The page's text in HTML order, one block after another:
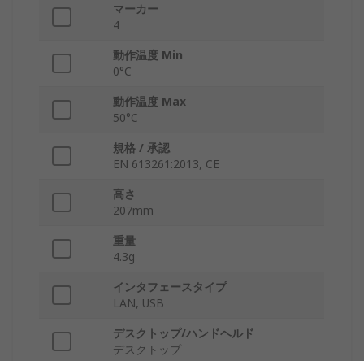
マーカー
4
動作温度 Min
0°C
動作温度 Max
50°C
規格 / 承認
EN 613261:2013, CE
高さ
207mm
重量
4.3g
インタフェースタイプ
LAN, USB
デスクトップ/ハンドヘルド
デスクトップ